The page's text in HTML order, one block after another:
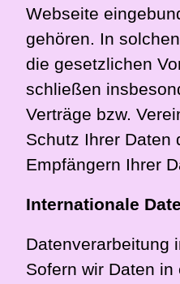
Webseite
gehören. In
die gesetzlichen
schließen
Verträge bzw.
Schutz Ihrer Daten
Empfängern Ihrer
Internationale
Datenverarbeitung
Sofern wir Daten in